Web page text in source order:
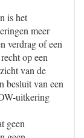
is het
meer
verdrag of een
op een
van de
besluit van een
uitkering
geen